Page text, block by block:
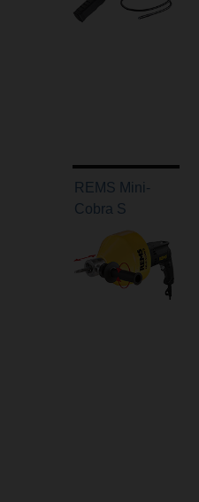
REMS Mini-
Cobra S